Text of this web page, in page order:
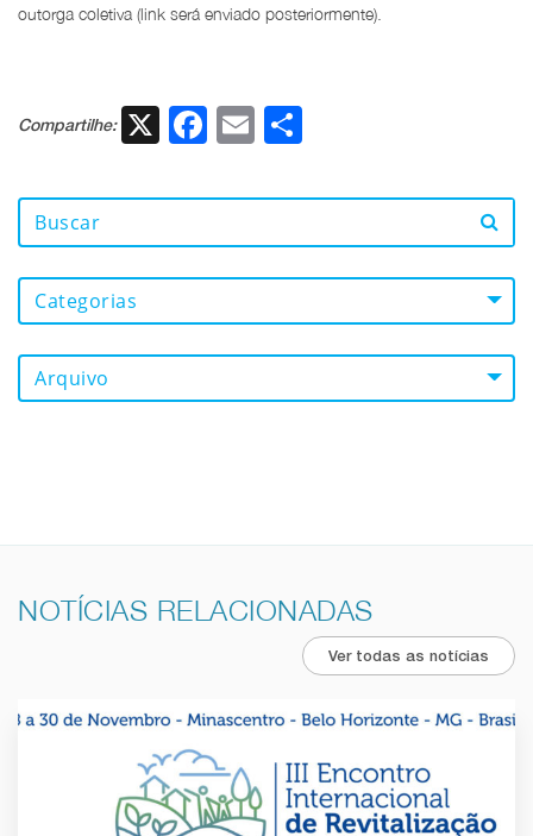
outorga coletiva (link será enviado posteriormente).
Compartilhe: X Facebook
Email
Categorias
Arquivo
NOTÍCIAS RELACIONADAS
Ver todas as notícias